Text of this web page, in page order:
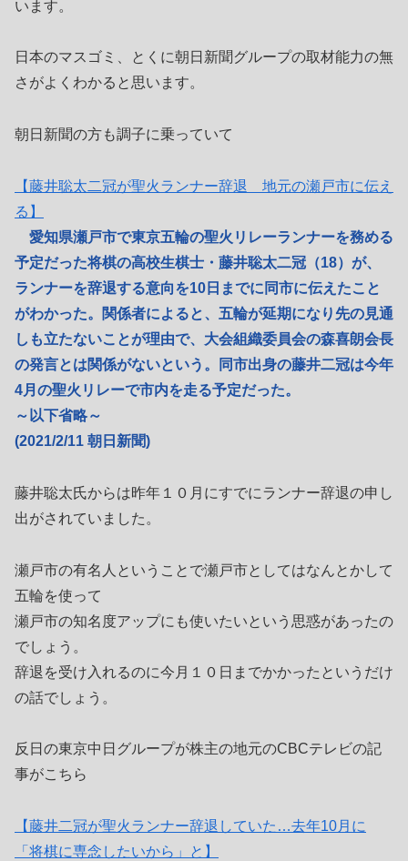
います。
日本のマスゴミ、とくに朝日新聞グループの取材能力の無
さがよくわかると思います。
朝日新聞の方も調子に乗っていて
【藤井聡太二冠が聖火ランナー辞退 地元の瀬戸市に伝え
る】
愛知県瀬戸市で東京五輪の聖火リレーランナーを務める
予定だった将棋の高校生棋士・藤井聡太二冠（18）が、
ランナーを辞退する意向を10日までに同市に伝えたこと
がわかった。関係者によると、五輪が延期になり先の見通
しも立たないことが理由で、大会組織委員会の森喜朗会長
の発言とは関係がないという。同市出身の藤井二冠は今年
4月の聖火リレーで市内を走る予定だった。
～以下省略～
(2021/2/11 朝日新聞)
藤井聡太氏からは昨年１０月にすでにランナー辞退の申し
出がされていました。
瀬戸市の有名人ということで瀬戸市としてはなんとかして
五輪を使って
瀬戸市の知名度アップにも使いたいという思惑があったの
でしょう。
辞退を受け入れるのに今月１０日までかかったというだけ
の話でしょう。
反日の東京中日グループが株主の地元のCBCテレビの記
事がこちら
【藤井二冠が聖火ランナー辞退していた…去年10月に
「将棋に専念したいから」と】